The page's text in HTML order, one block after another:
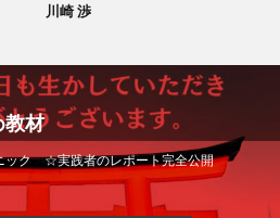
川崎 渉
教材
ク ☆実践者のレポート完全公開